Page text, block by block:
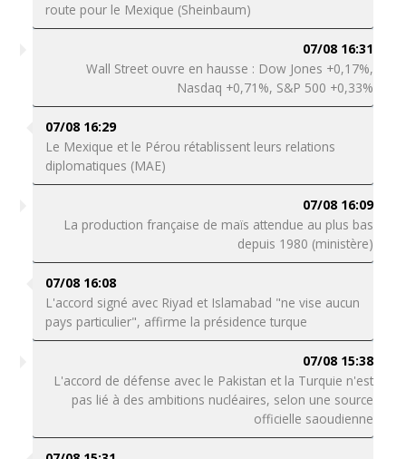
route pour le Mexique (Sheinbaum)
07/08 16:31
Wall Street ouvre en hausse : Dow Jones +0,17%,
Nasdaq +0,71%, S&P 500 +0,33%
07/08 16:29
Le Mexique et le Pérou rétablissent leurs relations
diplomatiques (MAE)
07/08 16:09
La production française de maïs attendue au plus bas
depuis 1980 (ministère)
07/08 16:08
L'accord signé avec Riyad et Islamabad "ne vise aucun
pays particulier", affirme la présidence turque
07/08 15:38
L'accord de défense avec le Pakistan et la Turquie n'est
pas lié à des ambitions nucléaires, selon une source
officielle saoudienne